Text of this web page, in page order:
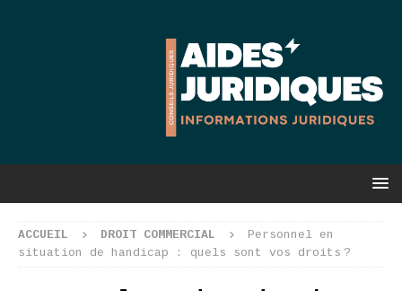
ACCUEIL DROIT COMMERCIAL
Personnel en
situation de handicap : quels sont vos droits ?